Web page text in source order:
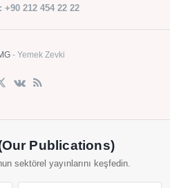
+90 212 454 22 22
- Yemek Zevki
(Our Publications)
sektörel yayınlarını keşfedin.